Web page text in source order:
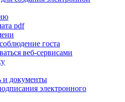
pdf
госта
веб-сервисами
и документы
электронного